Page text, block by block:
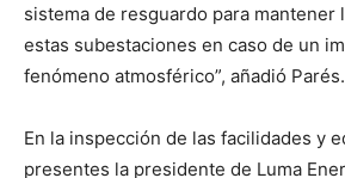
sistema de resguardo para mantener
estas subestaciones en caso de un
fenómeno atmosférico”, añadió Parés.
En la inspección de las facilidades y
presentes la presidente de Luma